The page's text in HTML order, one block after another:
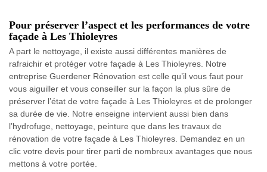
Pour préserver l’aspect et les performances de votre
façade à Les Thioleyres
A part le nettoyage, il existe aussi différentes manières de
rafraichir et protéger votre façade à Les Thioleyres. Notre
entreprise Guerdener Rénovation est celle qu’il vous faut pour
vous aiguiller et vous conseiller sur la façon la plus sûre de
préserver l’état de votre façade à Les Thioleyres et de prolonger
sa durée de vie. Notre enseigne intervient aussi bien dans
l’hydrofuge, nettoyage, peinture que dans les travaux de
rénovation de votre façade à Les Thioleyres. Demandez en un
clic votre devis pour tirer parti de nombreux avantages que nous
mettons à votre portée.